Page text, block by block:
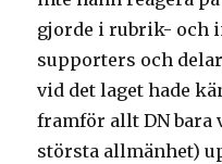
gjorde i rubrik- och
supporters och
vid det laget hade
framför allt DN bara
största allmänhet)